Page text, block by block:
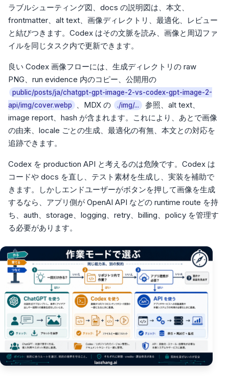
ラブルシューティング図、docs の説明図は、本文、
frontmatter、alt text、画像ディレクトリ、最適化、レビュー
と結びつきます。Codex はその文脈を読み、画像と周辺ファ
イルを同じタスク内で更新できます。
良い Codex 画像フローには、生成ディレクトリの raw
PNG、run evidence 内のコピー、公開用の
public/posts/ja/chatgpt-gpt-image-2-vs-codex-gpt-image-2-
api/img/cover.webp
、MDX の ./img/...
参照、alt text、
image report、hash が含まれます。これにより、あとで画像
の由来、locale ごとの生成、最適化の有無、本文との対応を
追跡できます。
Codex を production API と考えるのは危険です。Codex は
コードや docs を直し、テスト素材を生成し、実装を補助で
きます。しかしエンドユーザーがボタンを押して画像を生成
するなら、アプリ側が OpenAI API などの runtime route を持
ち、auth、storage、logging、retry、billing、policy を管理す
る必要があります。